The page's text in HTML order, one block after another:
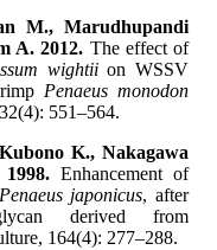
M., Marudhupandi
A. 2012. The effect of
wightiion WSSV
Penaeus monodon
551–564.
K., Nakagawa
Enhancement of
Penaeus japonicus, after
derived from
164(4): 277–288.